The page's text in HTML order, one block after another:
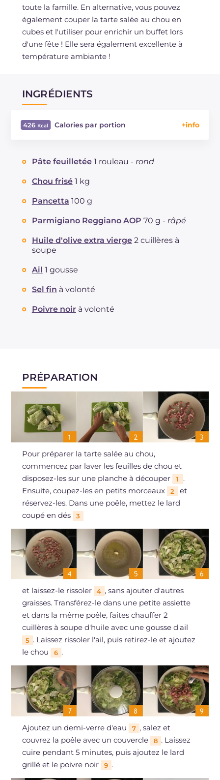
toute la famille. En alternative, vous pouvez
également couper la tarte salée au chou en
cubes et l'utiliser pour enrichir un buffet lors
d'une fête ! Elle sera également excellente à
température ambiante !
INGRÉDIENTS
426 Calories par portion
Dont sucres
Protéine
dont acides gras saturés
Fibre g
Sodium mg
Pâte feuilletée 1 rouleau - rond
Chou frisé 1 kg
Pancetta 100 g
Parmigiano Reggiano AOP 70 g - râpé
Huile d'olive extra vierge 2 cuillères à
soupe
Ail 1 gousse
Sel fin à volonté
Poivre noir à volonté
PRÉPARATION
Pour préparer la tarte salée au chou,
commencez par laver les feuilles de chou et
disposez-les sur une planche à découper
1
.
Ensuite, coupez-les en petits morceaux
2
et
réservez-les. Dans une poêle, mettez le lard
coupé en dés
3
et laissez-le rissoler 4 , sans ajouter d'autres
graisses. Transférez-le dans une petite assiette
et dans la même poêle, faites chauffer 2
cuillères à soupe d'huile avec une gousse d'ail
5 . Laissez rissoler l'ail, puis retirez-le et ajoutez
le chou
6 .
Ajoutez un demi-verre d'eau 7 , salez et
couvrez la poêle avec un couvercle
8 . Laissez
cuire pendant 5 minutes, puis ajoutez le lard
grillé et le poivre noir
9 .